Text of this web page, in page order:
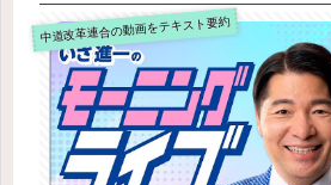
中道改革連合の動画をテキスト要約